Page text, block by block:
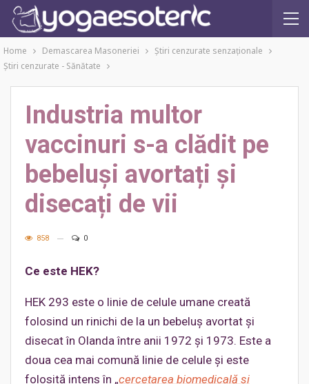
Home Demascarea Masoneriei
Ştiri cenzurate senzaţionale
Ştiri cenzurate - Sănătate
Industria multor
vaccinuri s-a clădit pe
bebeluși avortați și
disecați de vii
858 0
Ce este HEK?
HEK 293 este o linie de celule umane creată
folosind un rinichi de la un bebeluș avortat și
disecat în Olanda între anii 1972 și 1973. Este a
doua cea mai comună linie de celule și este
folosită intens în „cercetarea biomedicală și